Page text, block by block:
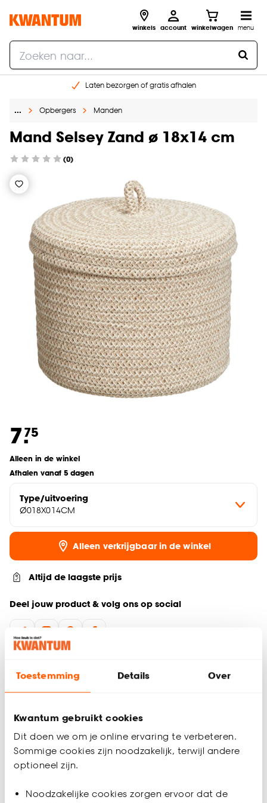
Toestemming Details Over
Kwantum gebruikt cookies
Dit doen we om je online ervaring te verbeteren.
Sommige cookies zijn noodzakelijk, terwijl andere
optioneel zijn.
Noodzakelijke cookies zorgen ervoor dat de
winkels account winkelwagen menu
Laten bezorgen of gratis afhalen
Gratis raam advies en opmeten aan huis
… Opbergers Manden
Mand Selsey Zand ø 18x14 cm
(0)
7.75
Alleen in de winkel
Afhalen vanaf 5 dagen
Type/uitvoering
Ø018X014CM
Alleen verkrijgbaar in de winkel
Altijd de laagste prijs
Deel jouw product & volg ons op social
Productomschrijving
De zandkleurige Selsey opbergmand is de perfecte
aanvulling voor kinder- en woonkamers. Met zijn ronde vorm
stijl als functionaliteit. Gemaakt van 100% katoen en voorzien
van een deksel, is deze Selsey mand een sfeervolle en
moderne toevoeging voor je interieur.
Prachtige ronde vorm
Gemaakt van 100% katoen
Productspecificaties